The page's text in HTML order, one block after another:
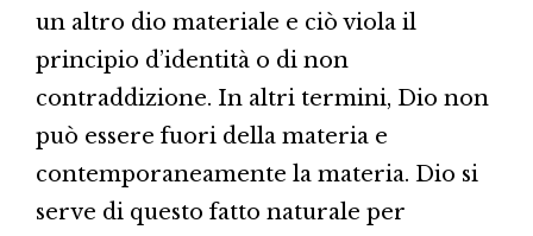
un altro dio materiale e ciò viola il
principio d’identità o di non
contraddizione. In altri termini, Dio non
può essere fuori della materia e
contemporaneamente la materia. Dio si
serve di questo fatto naturale per